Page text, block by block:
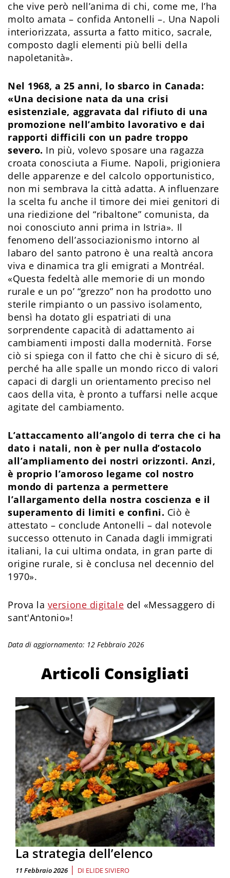
che vive però nell’anima di chi, come me, l’ha
molto amata – confida Antonelli –. Una Napoli
interiorizzata, assurta a fatto mitico, sacrale,
composto dagli elementi più belli della
napoletanità».
Nel 1968, a 25 anni, lo sbarco in Canada:
«Una decisione nata da una crisi
esistenziale, aggravata dal rifiuto di una
promozione nell’ambito lavorativo e dai
rapporti difficili con un padre troppo
severo. In più, volevo sposare una ragazza
croata conosciuta a Fiume. Napoli, prigioniera
delle apparenze e del calcolo opportunistico,
non mi sembrava la città adatta. A influenzare
la scelta fu anche il timore dei miei genitori di
una riedizione del “ribaltone” comunista, da
noi conosciuto anni prima in Istria». Il
fenomeno dell’associazionismo intorno al
labaro del santo patrono è una realtà ancora
viva e dinamica tra gli emigrati a Montréal.
«Questa fedeltà alle memorie di un mondo
rurale e un po’ “grezzo” non ha prodotto uno
sterile rimpianto o un passivo isolamento,
bensì ha dotato gli espatriati di una
sorprendente capacità di adattamento ai
cambiamenti imposti dalla modernità. Forse
ciò si spiega con il fatto che chi è sicuro di sé,
perché ha alle spalle un mondo ricco di valori
capaci di dargli un orientamento preciso nel
caos della vita, è pronto a tuffarsi nelle acque
agitate del cambiamento.
L’attaccamento all’angolo di terra che ci ha
dato i natali, non è per nulla d’ostacolo
all’ampliamento dei nostri orizzonti. Anzi,
è proprio l’amoroso legame col nostro
mondo di partenza a permettere
l’allargamento della nostra coscienza e il
superamento di limiti e confini. Ciò è
attestato – conclude Antonelli – dal notevole
successo ottenuto in Canada dagli immigrati
italiani, la cui ultima ondata, in gran parte di
origine rurale, si è conclusa nel decennio del
1970».
Prova la versione digitale del «Messaggero di
sant'Antonio»!
Data di aggiornamento: 12 Febbraio 2026
Articoli Consigliati
La strategia dell’elenco
11 Febbraio 2026 | DI ELIDE SIVIERO